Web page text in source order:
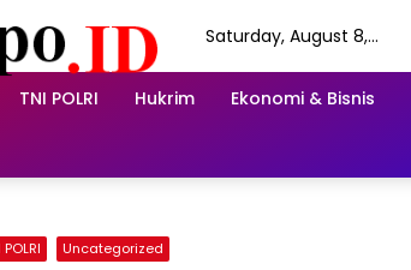
Saturday, August 8,
TNI POLRI Hukrim Ekonomi & Bisnis
POLRI Uncategorized